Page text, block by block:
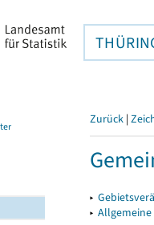
Zurück |
▸
▸